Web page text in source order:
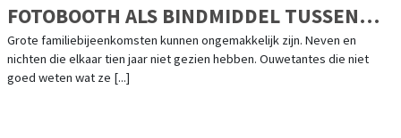
FOTOBOOTH ALS BINDMIDDEL TUSSEN
GENERATIES
Grote familiebijeenkomsten kunnen ongemakkelijk zijn. Neven en
nichten die elkaar tien jaar niet gezien hebben. Ouwetantes die niet
goed weten wat ze [...]